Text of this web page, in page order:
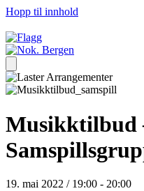
Hopp til innhold
Musikktilbud
19. mai 2022 / 19:00 - 20:00